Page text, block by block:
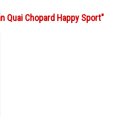
Quai Chopard Happy Sport"